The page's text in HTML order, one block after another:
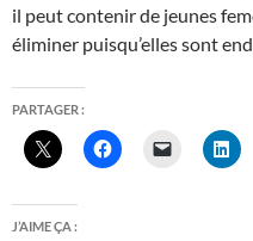
il peut contenir de jeunes
éliminer puisqu’elles sont
PARTAGER :
J’AIME ÇA :